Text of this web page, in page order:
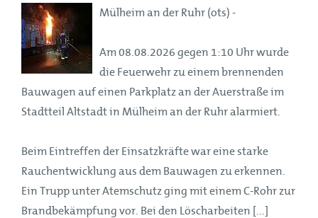
Mülheim an der Ruhr (ots) -
Am 08.08.2026 gegen 1:10 Uhr wurde
die Feuerwehr zu einem brennenden
Bauwagen auf einen Parkplatz an der Auerstraße im
Stadtteil Altstadt in Mülheim an der Ruhr alarmiert.
Beim Eintreffen der Einsatzkräfte war eine starke
Rauchentwicklung aus dem Bauwagen zu erkennen.
Ein Trupp unter Atemschutz ging mit einem C-Rohr zur
Brandbekämpfung vor. Bei den Löscharbeiten [...]